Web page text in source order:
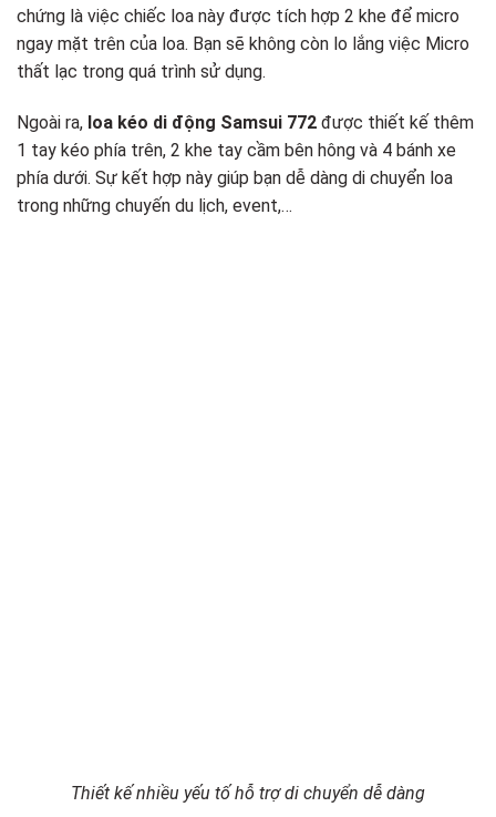
chứng là việc chiếc loa này được tích hợp 2 khe để micro
ngay mặt trên của loa. Bạn sẽ không còn lo lắng việc Micro
thất lạc trong quá trình sử dụng.
Ngoài ra, loa kéo di động Samsui 772 được thiết kế thêm
1 tay kéo phía trên, 2 khe tay cầm bên hông và 4 bánh xe
phía dưới. Sự kết hợp này giúp bạn dễ dàng di chuyển loa
trong những chuyến du lịch, event,…
Thiết kế nhiều yếu tố hỗ trợ di chuyển dễ dàng